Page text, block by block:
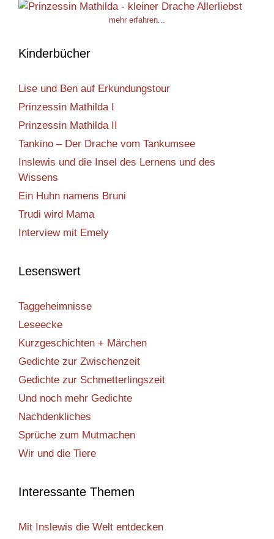
mehr erfahren...
Kinderbücher
Lise und Ben auf Erkundungstour
Prinzessin Mathilda I
Prinzessin Mathilda II
Tankino – Der Drache vom Tankumsee
Inslewis und die Insel des Lernens und des
Wissens
Ein Huhn namens Bruni
Trudi wird Mama
Interview mit Emely
Lesenswert
Taggeheimnisse
Leseecke
Kurzgeschichten + Märchen
Gedichte zur Zwischenzeit
Gedichte zur Schmetterlingszeit
Und noch mehr Gedichte
Nachdenkliches
Sprüche zum Mutmachen
Wir und die Tiere
Interessante Themen
Mit Inslewis die Welt entdecken